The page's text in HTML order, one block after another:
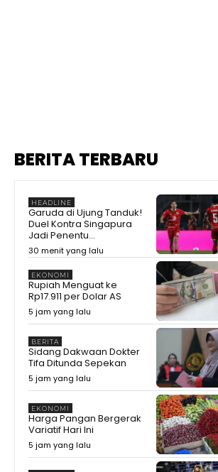
BERITA TERBARU
HEADLINE
Garuda di Ujung Tanduk!
Duel Kontra Singapura
Jadi Penentu...
30 menit yang lalu
EKONOMI
Rupiah Menguat ke
Rp17.911 per Dolar AS
5 jam yang lalu
BERITA
Sidang Dakwaan Dokter
Tifa Ditunda Sepekan
5 jam yang lalu
EKONOMI
Harga Pangan Bergerak
Variatif Hari Ini
5 jam yang lalu